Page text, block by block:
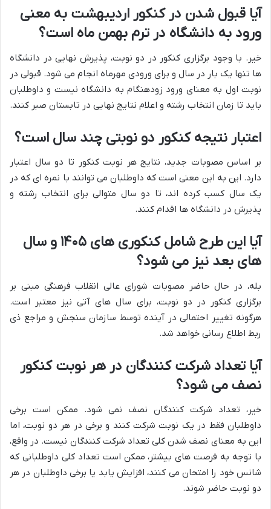
آیا قبول شدن در کنکور اردیبهشت به معنی
ورود به دانشگاه در ترم بهمن ماه است؟
خیر. با وجود برگزاری کنکور در دو نوبت، پذیرش نهایی در دانشگاه
ها تنها یک بار در سال و برای ورودی مهرماه انجام می شود. قبولی در
نوبت اول به معنای ورود زودهنگام به دانشگاه نیست و داوطلبان
باید تا زمان انتخاب رشته و اعلام نتایج نهایی در تابستان صبر کنند.
اعتبار نتیجه کنکور دو نوبتی چند سال است؟
بر اساس مصوبات جدید، نتایج هر نوبت کنکور تا دو سال اعتبار
دارد. این به این معنی است که داوطلبان می توانند با نمره ای که در
یک سال کسب کرده اند، تا دو سال متوالی برای انتخاب رشته و
پذیرش در دانشگاه ها اقدام کنند.
آیا این طرح شامل کنکوری های ۱۴۰۵ و سال
های بعد نیز می شود؟
بله، در حال حاضر مصوبات شورای عالی انقلاب فرهنگی مبنی بر
برگزاری کنکور در دو نوبت، برای سال های آتی نیز معتبر است.
هرگونه تغییر احتمالی در آینده توسط سازمان سنجش و مراجع ذی
ربط اطلاع رسانی خواهد شد.
آیا تعداد شرکت کنندگان در هر نوبت کنکور
نصف می شود؟
خیر، تعداد شرکت کنندگان نصف نمی شود. ممکن است برخی
داوطلبان فقط در یک نوبت شرکت کنند و برخی در هر دو نوبت، اما
این به معنای نصف شدن کلی تعداد شرکت کنندگان نیست. در واقع،
با توجه به فرصت های بیشتر، ممکن است تعداد کلی داوطلبانی که
شانس خود را امتحان می کنند، افزایش یابد یا برخی داوطلبان در هر
دو نوبت حاضر شوند.